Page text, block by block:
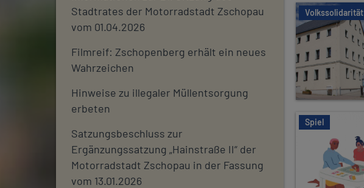
Stadtrates der Motorradstadt Zschopau
vom 01.04.2026
Filmreif: Zschopenberg erhält ein neues
Wahrzeichen
Hinweise zu illegaler Müllentsorgung
erbeten
Satzungsbeschluss zur
Ergänzungssatzung „Hainstraße II“ der
Motorradstadt Zschopau in der Fassung
vom 13.01.2026
Volkssolidarität
Spiel